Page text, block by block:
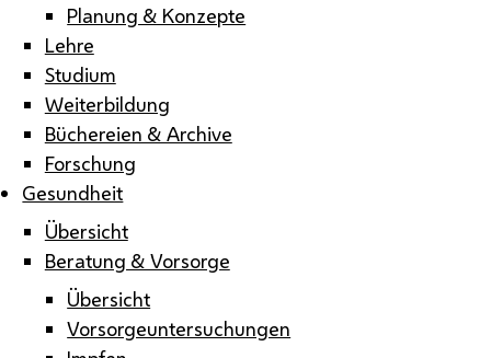
Planung & Konzepte
Lehre
Studium
Weiterbildung
Büchereien & Archive
Forschung
Gesundheit
Übersicht
Beratung & Vorsorge
Übersicht
Vorsorgeuntersuchungen